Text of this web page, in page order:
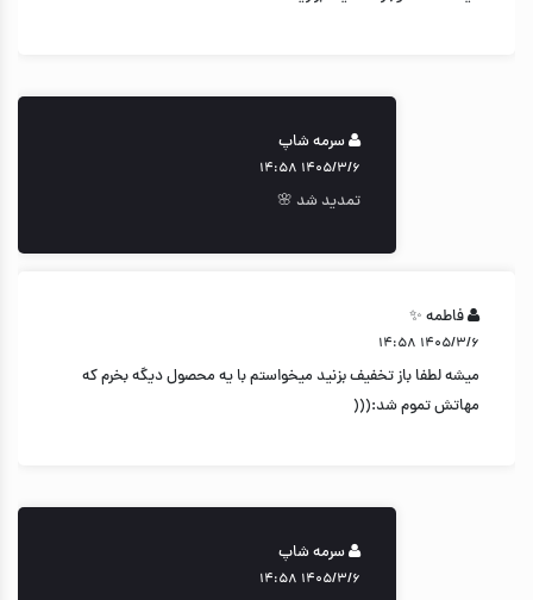
سرمه شاپ
۱۴۰۵/۳/۶ ۱۴:۵۸
تمدید شد 🌸
فاطمه ✨️
۱۴۰۵/۳/۶ ۱۴:۵۸
میشه لطفا باز تخفیف بزنید میخواستم با یه محصول دیگه بخرم که
مهاتش تموم شد:(((
سرمه شاپ
۱۴۰۵/۳/۶ ۱۴:۵۸